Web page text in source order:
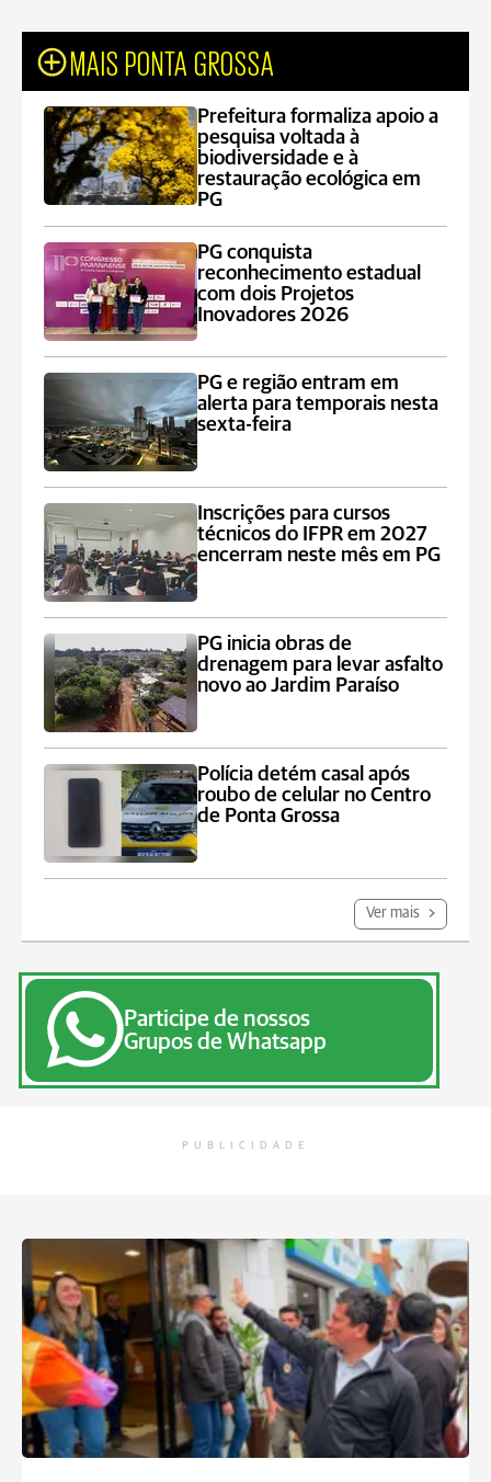
MAIS PONTA GROSSA
Prefeitura formaliza apoio a
pesquisa voltada à
biodiversidade e à
restauração ecológica em
PG
PG conquista
reconhecimento estadual
com dois Projetos
Inovadores 2026
PG e região entram em
alerta para temporais nesta
sexta-feira
Inscrições para cursos
técnicos do IFPR em 2027
encerram neste mês em PG
PG inicia obras de
drenagem para levar asfalto
novo ao Jardim Paraíso
Polícia detém casal após
roubo de celular no Centro
de Ponta Grossa
Ver mais
Participe de nossos
Grupos de Whatsapp
PUBLICIDADE